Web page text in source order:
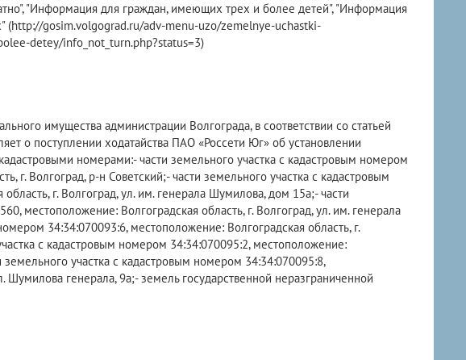
"Информация для граждан, имеющих трех и более детей", "Информация
gosim.volgograd.ru/adv-menu-uzo/zemelnye-uchastki-
detey/info_not_turn.php?status=3)
имущества администрации Волгограда, в соответствии со статьей
о поступлении ходатайства ПАО «Россети Юг» об установлении
номерами:- части земельного участка с кадастровым номером
г. Волгоград, р-н Советский;- части земельного участка с кадастровым
г. Волгоград, ул. им. генерала Шумилова, дом 15а;- части
местоположение: Волгоградская область, г. Волгоград, ул. им. генерала
34:34:070093:6, местоположение: Волгоградская область, г.
с кадастровым номером 34:34:070095:2, местоположение:
земельного участка с кадастровым номером 34:34:070095:8,
Шумилова генерала, 9а;- земель государственной неразграниченной